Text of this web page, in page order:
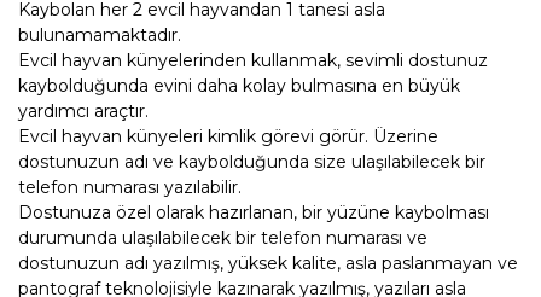
Kaybolan her 2 evcil hayvandan 1 tanesi asla
bulunamamaktadır.
Evcil hayvan künyelerinden kullanmak, sevimli dostunuz
kaybolduğunda evini daha kolay bulmasına en büyük
yardımcı araçtır.
Evcil hayvan künyeleri kimlik görevi görür. Üzerine
dostunuzun adı ve kaybolduğunda size ulaşılabilecek bir
telefon numarası yazılabilir.
Dostunuza özel olarak hazırlanan, bir yüzüne kaybolması
durumunda ulaşılabilecek bir telefon numarası ve
dostunuzun adı yazılmış, yüksek kalite, asla paslanmayan ve
pantograf teknolojisiyle kazınarak yazılmış, yazıları asla